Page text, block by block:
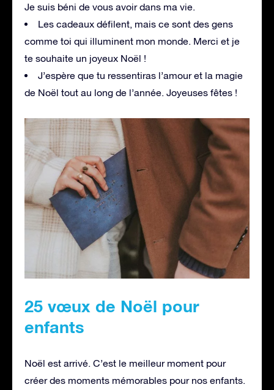
Je suis béni de vous avoir dans ma vie.
Les cadeaux défilent, mais ce sont des gens
comme toi qui illuminent mon monde. Merci et je
te souhaite un joyeux Noël !
J’espère que tu ressentiras l’amour et la magie
de Noël tout au long de l’année. Joyeuses fêtes !
25 vœux de Noël pour
enfants
Noël est arrivé. C’est le meilleur moment pour
créer des moments mémorables pour nos enfants.